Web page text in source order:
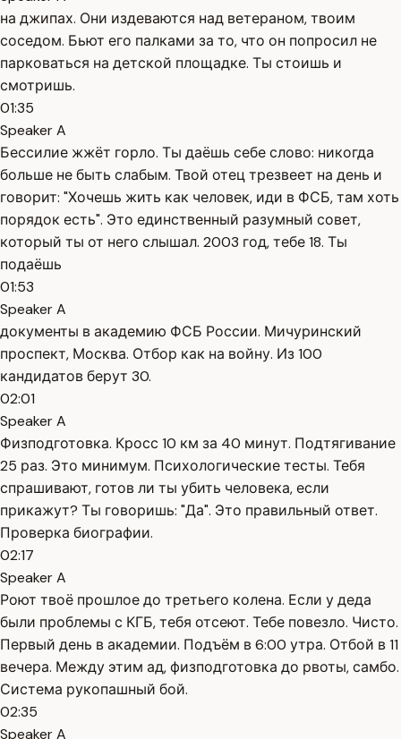
на джипах. Они издеваются над ветераном, твоим
соседом. Бьют его палками за то, что он попросил не
парковаться на детской площадке. Ты стоишь и
смотришь.
01:35
Speaker A
Бессилие жжёт горло. Ты даёшь себе слово: никогда
больше не быть слабым. Твой отец трезвеет на день и
говорит: "Хочешь жить как человек, иди в ФСБ, там хоть
порядок есть". Это единственный разумный совет,
который ты от него слышал. 2003 год, тебе 18. Ты
подаёшь
01:53
Speaker A
документы в академию ФСБ России. Мичуринский
проспект, Москва. Отбор как на войну. Из 100
кандидатов берут 30.
02:01
Speaker A
Физподготовка. Кросс 10 км за 40 минут. Подтягивание
25 раз. Это минимум. Психологические тесты. Тебя
спрашивают, готов ли ты убить человека, если
прикажут? Ты говоришь: "Да". Это правильный ответ.
Проверка биографии.
02:17
Speaker A
Роют твоё прошлое до третьего колена. Если у деда
были проблемы с КГБ, тебя отсеют. Тебе повезло. Чисто.
Первый день в академии. Подъём в 6:00 утра. Отбой в 11
вечера. Между этим ад, физподготовка до рвоты, самбо.
Система рукопашный бой.
02:35
Speaker A